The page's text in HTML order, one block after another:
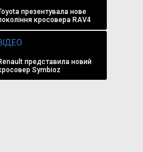
презентувала нове
кросовера RAV4
представила новий
Symbioz